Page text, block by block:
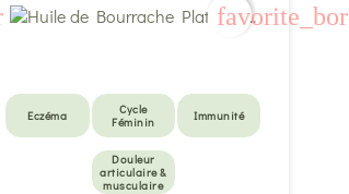
Eczéma
Cycle
Féminin
Immunité
Douleur
articulaire &
musculaire